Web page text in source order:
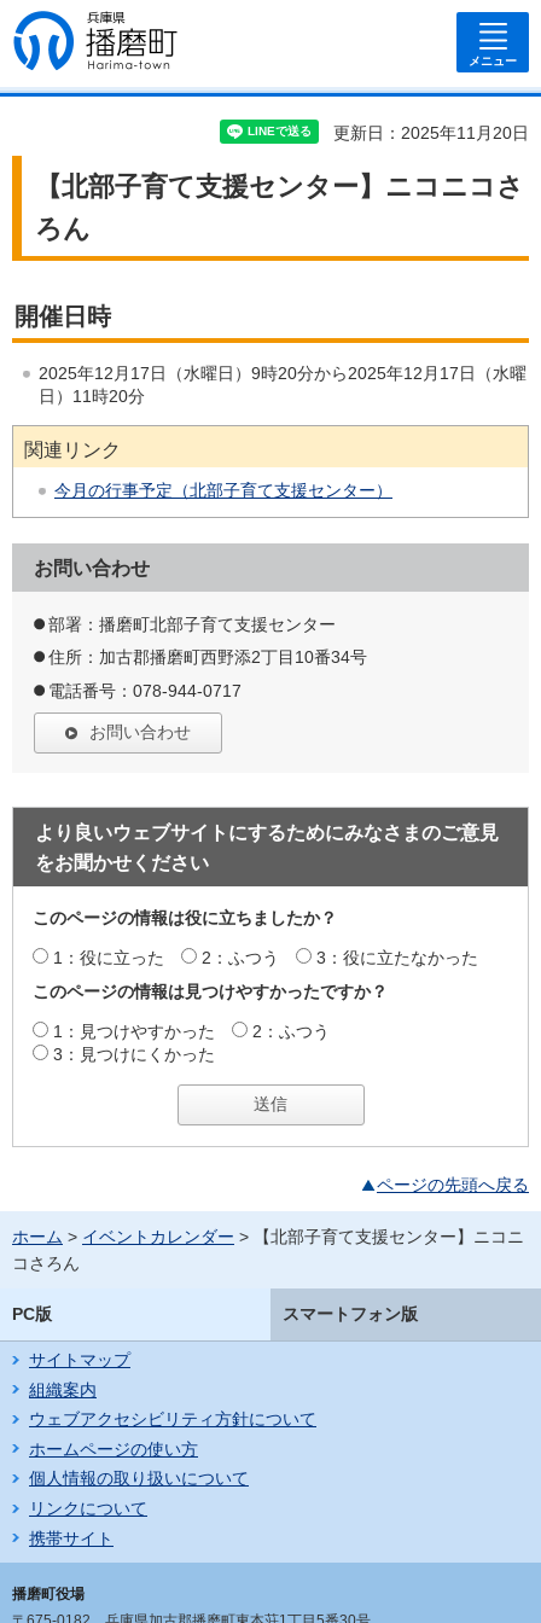
兵庫県 播磨
町
メニュー
更新日：2025年11月20日
【北部子育て支援センター】ニコニコさ
ろん
開催日時
2025年12月17日（水曜日）9時20分から2025年12月17日（水曜
日）11時20分
関連リンク
今月の行事予定（北部子育て支援センター）
お問い合わせ
部署：播磨町北部子育て支援センター
住所：加古郡播磨町西野添2丁目10番34号
電話番号：078-944-0717
お問い合わせ
より良いウェブサイトにするためにみなさまのご意見
をお聞かせください
このページの情報は役に立ちましたか？
1：役に立った 2：ふつう
3：役に立たなかった
このページの情報は見つけやすかったですか？
1：見つけやすかった
2：ふつう
3：見つけにくかった
ページの先頭へ戻る
ホーム > イベントカレンダー > 【北部子育て支援センター】ニコニ
コさろん
PC版 スマートフォン版
サイトマップ
組織案内
ウェブアクセシビリティ方針について
ホームページの使い方
個人情報の取り扱いについて
リンクについて
携帯サイト
播磨町役場